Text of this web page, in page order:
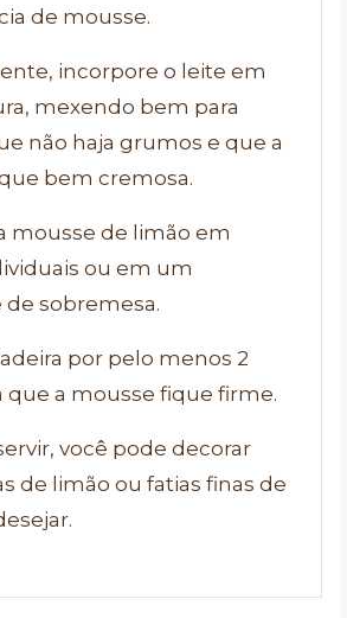
de mousse.
incorpore o leite em
mexendo bem para
não haja grumos e que a
bem cremosa.
mousse de limão em
ou em um
sobremesa.
por pelo menos 2
que a mousse fique firme.
você pode decorar
de limão ou fatias finas de